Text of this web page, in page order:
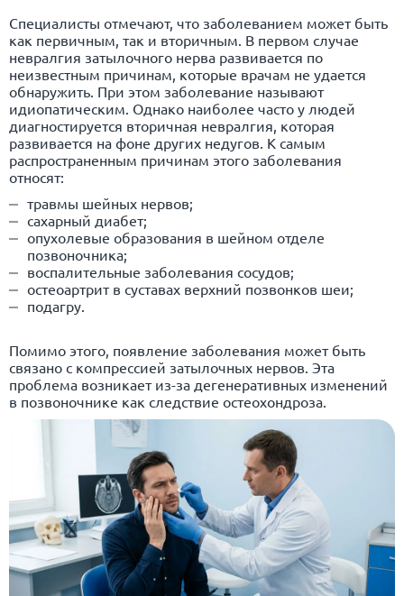
Специалисты отмечают, что заболеванием может быть
как первичным, так и вторичным. В первом случае
невралгия затылочного нерва развивается по
неизвестным причинам, которые врачам не удается
обнаружить. При этом заболевание называют
идиопатическим. Однако наиболее часто у людей
диагностируется вторичная невралгия, которая
развивается на фоне других недугов. К самым
распространенным причинам этого заболевания
относят:
травмы шейных нервов;
сахарный диабет;
опухолевые образования в шейном отделе
позвоночника;
воспалительные заболевания сосудов;
остеоартритв суставах верхний позвонков шеи;
подагру.
Помимо этого, появление заболевания может быть
связано с компрессией затылочных нервов. Эта
проблема возникает из-за дегенеративных изменений
в позвоночнике как следствие остеохондроза.